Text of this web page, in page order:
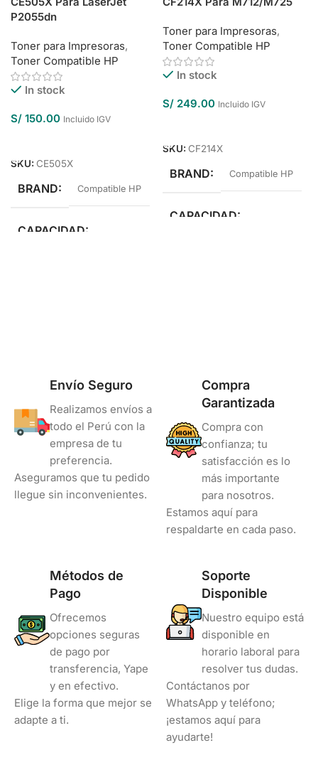
P2055dn
Toner para Impresoras,
Toner Compatible HP
In stock
S/ 150.00 Incluido IGV
SKU: CE505X
BRAND Compatible HP
CAPACIDAD
Toner para Impresoras,
Toner Compatible HP
In stock
S/ 249.00 Incluido IGV
SKU: CF214X
BRAND Compatible HP
CAPACIDAD
Envío Seguro
Realizamos envíos a
todo el Perú con la
empresa de tu
preferencia.
Aseguramos que tu pedido
llegue sin inconvenientes.
Compra
Garantizada
Compra con
confianza; tu
satisfacción es lo
más importante
para nosotros.
Estamos aquí para
respaldarte en cada paso.
Métodos de
Pago
Ofrecemos
opciones seguras
de pago por
transferencia, Yape
y en efectivo.
Elige la forma que mejor se
adapte a ti.
Soporte
Disponible
Nuestro equipo está
disponible en
horario laboral para
resolver tus dudas.
Contáctanos por
WhatsApp y teléfono;
¡estamos aquí para
ayudarte!